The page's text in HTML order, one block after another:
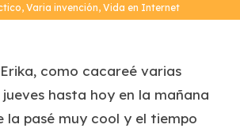
,Varia invención,Vida en Internet
como cacareé varias
hasta hoy en la mañana
la pasé muy cool y el tiempo